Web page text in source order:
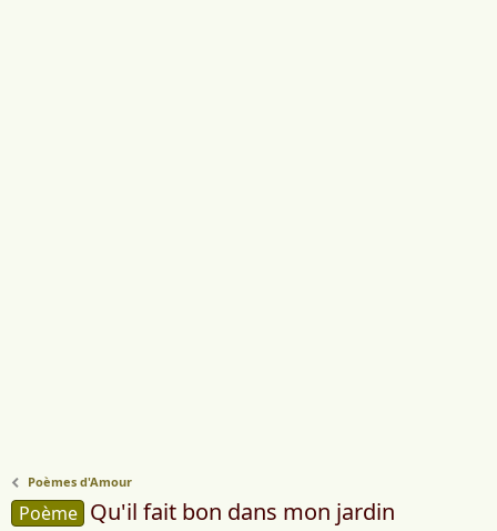
Poèmes d'Amour
Poème Qu'il fait bon dans mon jardin